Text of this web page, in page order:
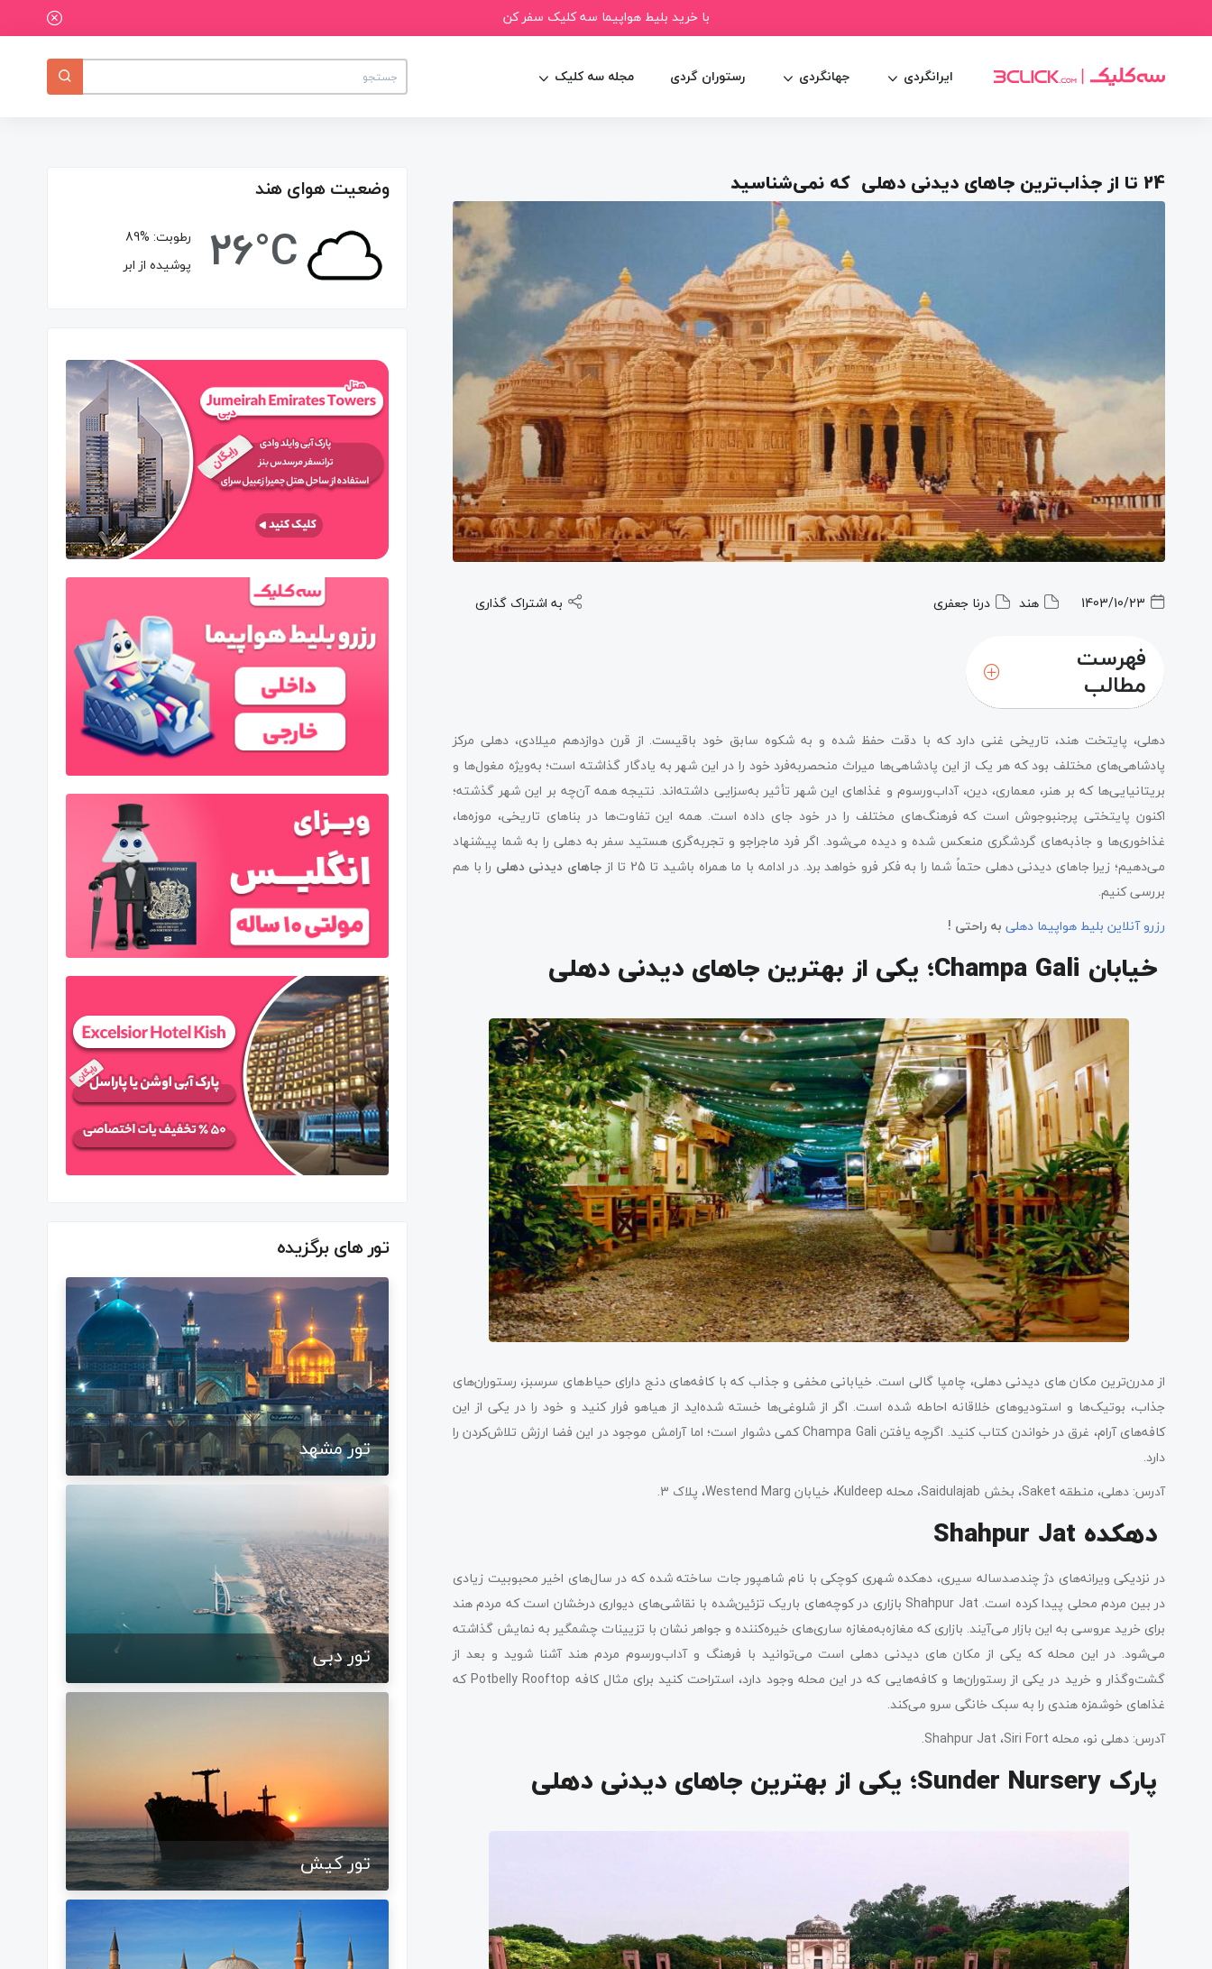
با خرید بلیط هواپیما سه کلیک سفر کن
ایرانگردی جهانگردی رستوران گردی مجله سه کلیک
24 تا از جذاب‌ترین جاهای دیدنی دهلی که نمی‌شناسید
1403/10/23 هند درنا جعفری به اشتراک گذاری
فهرست
مطالب
دهلی، پایتخت هند، تاریخی غنی دارد که با دقت حفظ شده و به شکوه سابق خود باقیست. از قرن دوازدهم میلادی، دهلی مرکز
پادشاهی‌های مختلف بود که هر یک از این پادشاهی‌ها میراث منحصربه‌فرد خود را در این شهر به یادگار گذاشته‌ است؛ به‌ویژه مغول‌ها و
بریتانیایی‌ها که بر هنر، معماری، دین، آداب‌ورسوم و غذاهای این شهر تأثیر به‌سزایی داشته‌اند. نتیجه همه آن‌چه بر این شهر گذشته؛
اکنون پایتختی پرجنب‎وجوش است که فرهنگ‌های مختلف را در خود جای داده است. همه این تفاوت‌ها در بناهای تاریخی، موزه‌ها،
غذاخوری‌ها و جاذبه‌های گردشگری منعکس شده و دیده می‌شود. اگر فرد ماجراجو و تجربه‌گری هستید سفر به دهلی را به شما پیشنهاد
می‌دهیم؛ زیرا جاهای دیدنی دهلی حتماً شما را به فکر فرو خواهد ‌برد. در ادامه با ما همراه باشید تا 25 تا از
جاهای دیدنی دهلی را با هم
بررسی کنیم.
رزرو آنلاین بلیط هواپیما دهلی به راحتی !
خیابان Champa Gali؛ یکی از بهترین جاهای دیدنی دهلی
از مدرن‌ترین مکان‌ های دیدنی دهلی، چامپا گالی است. خیابانی مخفی و جذاب که با کافه‌های دنج دارای حیاط‌های سرسبز، رستوران‌های
جذاب، بوتیک‌ها و استودیوهای خلاقانه احاطه شده است. اگر از شلوغی‌ها خسته شده‌اید از هیاهو فرار کنید و خود را در یکی از این
کافه‌های آرام، غرق در خواندن کتاب کنید. اگرچه یافتن Champa Gali
کمی دشوار است؛ اما آرامش موجود در این فضا ارزش تلاش‌کردن را
دارد.
آدرس: دهلی، منطقه Saket، بخش Saidulajab، محله Kuldeep، خیابان Westend Marg، پلاک 3.
دهکده Shahpur Jat
در نزدیکی ویرانه‌های دژ چندصدساله سیری، دهکده شهری کوچکی با نام شاهپور جات ساخته شده که در سال‌های اخیر محبوبیت زیادی
در بین مردم محلی پیدا کرده است. Shahpur Jat بازاری در کوچه‌های باریک تزئین‌شده با نقاشی‌های دیواری درخشان است که مردم هند
برای خرید عروسی به این بازار می‌آیند. بازاری که مغازه‌به‌مغازه ساری‌های خیره‌کننده و جواهر نشان با تزیینات چشمگیر به نمایش گذاشته
می‌شود. در این محله که یکی از مکان‌ های دیدنی دهلی است می‌توانید با فرهنگ و آداب‌ورسوم مردم هند آشنا شوید و بعد از
گشت‌وگذار و خرید در یکی از رستوران‌ها و کافه‌هایی که در این محله وجود دارد، استراحت کنید برای مثال کافه Potbelly Rooftop که
غذاهای خوشمزه هندی را به سبک خانگی سرو می‌کند.
آدرس: دهلی نو، محله Shahpur Jat ،Siri Fort.
پارک Sunder Nursery؛ یکی از بهترین جاهای دیدنی دهلی
وضعیت هوای هند
26°C رطوبت: 89%
پوشیده از ابر
تور های برگزیده
تور مشهد
تور دبی
تور کیش